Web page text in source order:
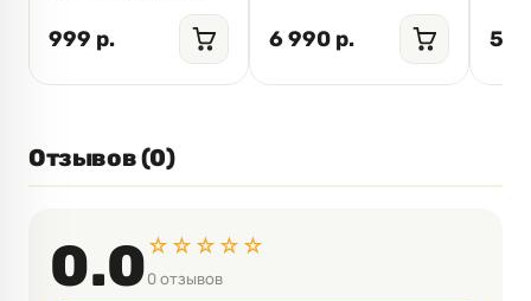
999 р. 6 990 р. 5
Отзывов (0)
0.0☆☆☆☆☆
0 отзывов